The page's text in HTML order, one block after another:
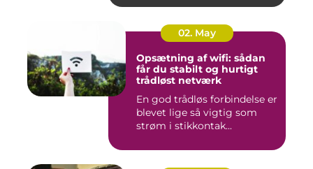
02. May
Opsætning af wifi: sådan
får du stabilt og hurtigt
trådløst netværk
En god trådløs forbindelse er
blevet lige så vigtig som
strøm i stikkontak...